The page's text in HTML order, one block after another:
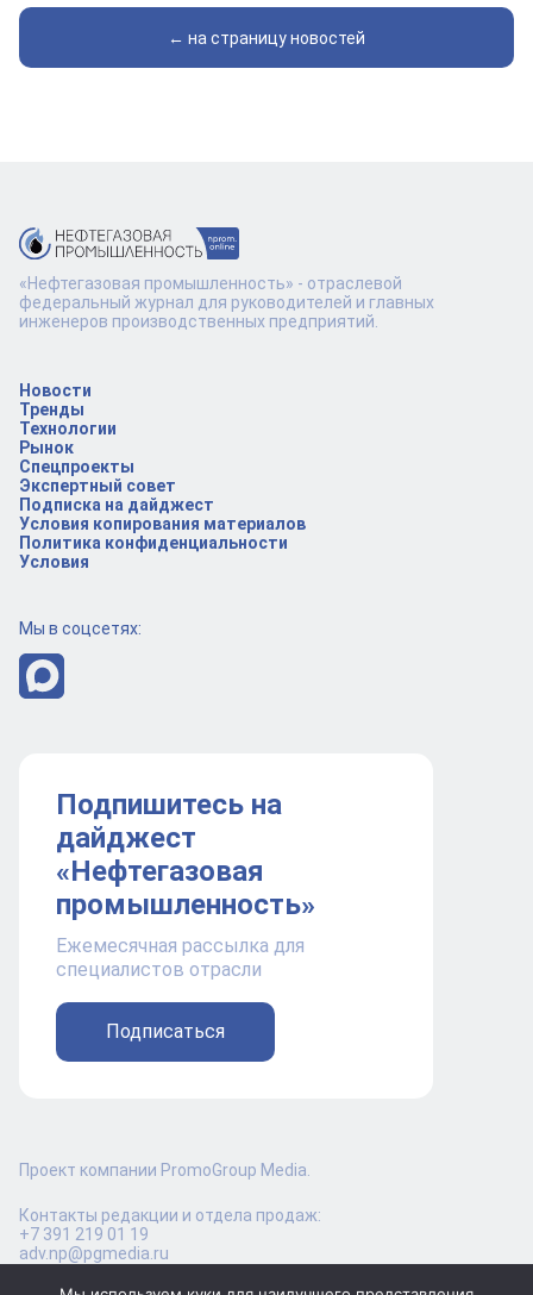
← на страницу новостей
Новости
Тренды
Технологии
Рынок
Спецпроекты
Экспертный совет
Подписка на дайджест
Условия копирования материалов
Политика конфиденциальности
Условия
Мы в соцсетях:
Подпишитесь на
дайджест
«Нефтегазовая
промышленность»
Ежемесячная рассылка для
специалистов отрасли
Подписаться
«Нефтегазовая промышленность» - отраслевой
федеральный журнал для руководителей и главных
инженеров производственных предприятий.
Проект компании PromoGroup Media.
Контакты редакции и отдела продаж:
+7 391 219 01 19
adv.np@pgmedia.ru